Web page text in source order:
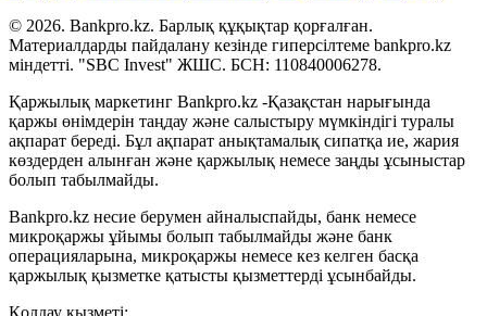
© 2026. Bankpro.kz. Барлық құқықтар қорғалған.
Материалдарды пайдалану кезінде гиперсілтеме bankpro.kz
міндетті. "SBC Invest" ЖШС. БСН: 110840006278.
Қаржылық маркетинг Bankpro.kz -Қазақстан нарығында
қаржы өнімдерін таңдау және салыстыру мүмкіндігі туралы
ақпарат береді. Бұл ақпарат анықтамалық сипатқа ие, жария
көздерден алынған және қаржылық немесе заңды ұсыныстар
болып табылмайды.
Bankpro.kz несие берумен айналыспайды, банк немесе
микроқаржы ұйымы болып табылмайды және банк
операцияларына, микроқаржы немесе кез келген басқа
қаржылық қызметке қатысты қызметтерді ұсынбайды.
Қолдау қызметі: